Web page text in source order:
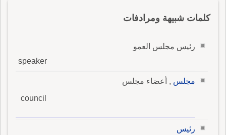
كلمات شبيهة ومرادفات
رئيس مجلس العمو
speaker
مجلس , أعضاء مجلس
council
رئيس